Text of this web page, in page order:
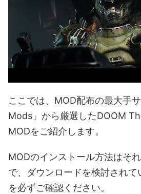
ここでは、MOD配布の最大手
Mods」から厳選したDOOM
MODをご紹介します。
MODのインストール方法はそ
で、ダウンロードを検討され
を必ずご確認ください。